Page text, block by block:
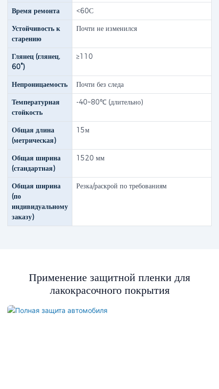
Время ремонта
<60С
Устойчивость к
старению
Почти не изменился
Глянец (глянец,
60°)
≥110
Непроницаемость
Почти без следа
Температурная
стойкость
-40~80℃ (длительно)
Общая длина
(метрическая)
15м
Общая ширина
(стандартная)
1520 мм
Общая ширина
(по
индивидуальному
заказу)
Резка/раскрой по требованиям
Применение защитной пленки для
лакокрасочного покрытия